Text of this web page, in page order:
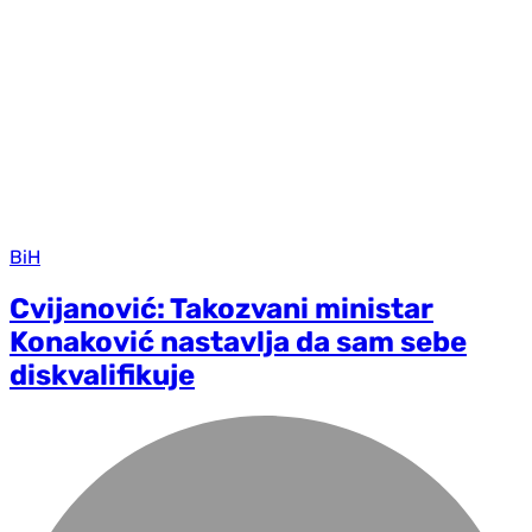
BiH
Cvijanović: Takozvani ministar
Konaković nastavlja da sam sebe
diskvalifikuje